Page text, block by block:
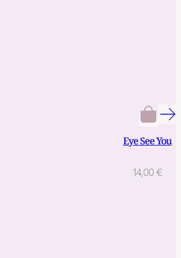
Eye See You
14,00 €